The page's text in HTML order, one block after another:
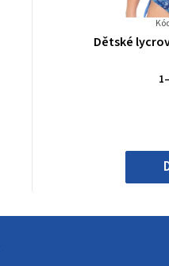
Dětské